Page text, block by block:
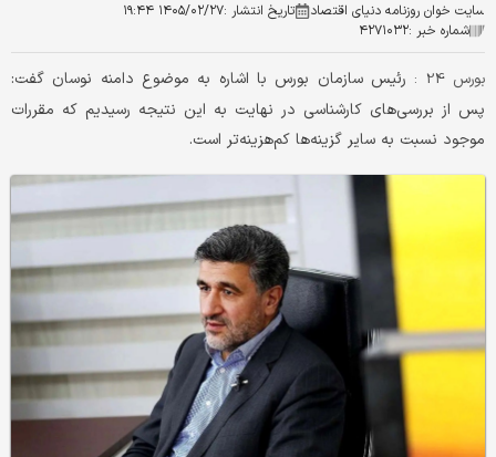
سایت خوان روزنامه دنیای اقتصاد تاریخ انتشار :۱۴۰۵/۰۲/۲۷ ۱۹:۴۴
شماره خبر :۴۲۷۱۰۳۲
بورس 24 :
رئیس سازمان بورس با اشاره به موضوع دامنه نوسان گفت:
پس از بررسی‌های کارشناسی در نهایت به این نتیجه رسیدیم که مقررات
موجود نسبت به سایر گزینه‌ها کم‌هزینه‌تر است.